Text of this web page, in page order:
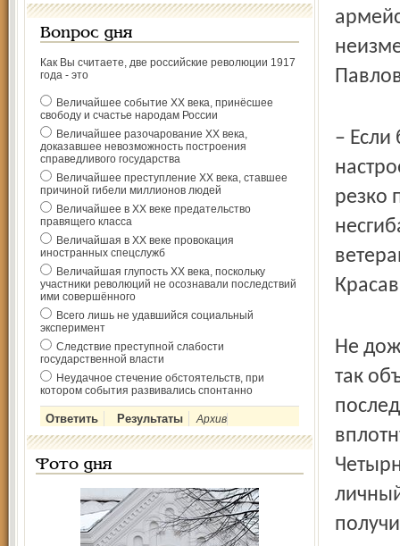
Вопрос дня
Как Вы считаете, две российские революции 1917
года - это
Величайшее событие ХХ века, принёсшее
свободу и счастье народам России
Величайшее разочарование ХХ века,
доказавшее невозможность построения
справедливого государства
Величайшее преступление ХХ века, ставшее
причиной гибели миллионов людей
Величайшее в ХХ веке предательство
правящего класса
Величайшая в ХХ веке провокация
иностранных спецслужб
Величайшая глупость ХХ века, поскольку
участники революций не осознавали последствий
ими совершённого
Всего лишь не удавшийся социальный
эксперимент
Следствие преступной слабости
государственной власти
Неудачное стечение обстоятельств, при
котором события развивались спонтанно
Архив
Фото дня
–
резко
Не
так